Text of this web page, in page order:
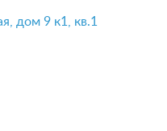
дом 9 к1, кв.1